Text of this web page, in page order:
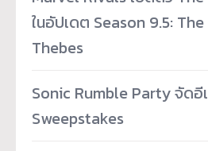
ในอัปเดต Season 9.5:
Thebes
Sonic Rumble Party จัดอี
Sweepstakes